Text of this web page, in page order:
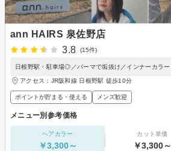
ann HAIRS 泉佐野店
3.8
(15件)
日根野駅・駐車場◎／パーマで垢抜け／インナーカラー
アクセス：JR阪和線 日根野駅 徒歩10分
ポイントが貯まる・使える メンズ歓迎
メニュー別参考価格
ヘアカラー
￥3,300～
カット単価
￥3,300～